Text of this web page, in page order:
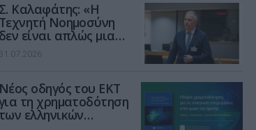
Σ. Καλαφάτης: «Η
Τεχνητή Νοημοσύνη
δεν είναι απλώς μια
νέα τεχνολογία, είναι
μια νέα βιομηχανική
31.07.2026
Νέος οδηγός του ΕΚΤ
τη χρηματοδότηση
των ελληνικών